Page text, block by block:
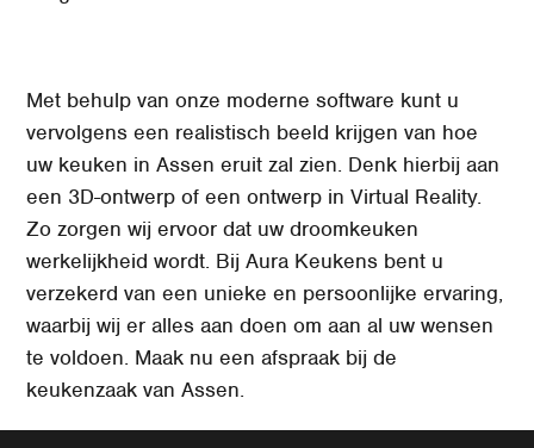
Met behulp van onze moderne software kunt u
vervolgens een realistisch beeld krijgen van hoe
uw keuken in Assen eruit zal zien. Denk hierbij aan
een 3D-ontwerp of een ontwerp in Virtual Reality.
Zo zorgen wij ervoor dat uw droomkeuken
werkelijkheid wordt. Bij Aura Keukens bent u
verzekerd van een unieke en persoonlijke ervaring,
waarbij wij er alles aan doen om aan al uw wensen
te voldoen. Maak nu een afspraak bij de
keukenzaak van Assen.